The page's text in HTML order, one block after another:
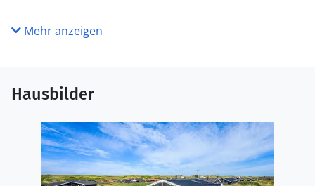
Mehr anzeigen
Hausbilder